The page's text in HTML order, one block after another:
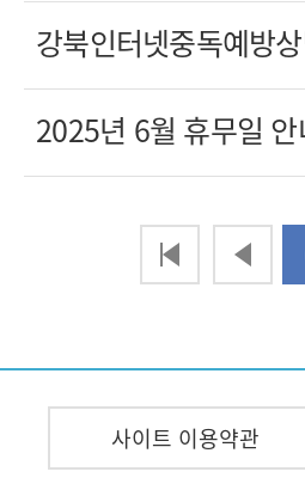
강북인터넷중독예방
2025년 6월 휴무일 안
맨끝
사이트 이용약관